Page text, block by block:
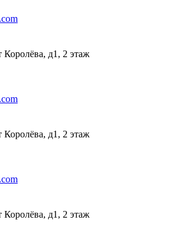
Королёва, д1, 2 этаж
Королёва, д1, 2 этаж
Королёва, д1, 2 этаж